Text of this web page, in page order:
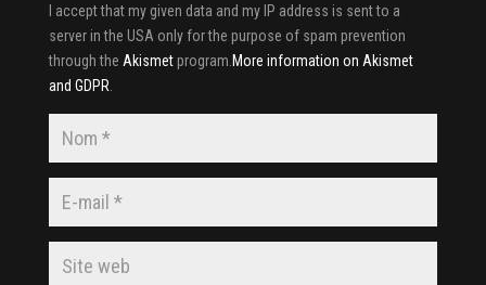
I accept that my given data and my IP address is sent to a
server in the USA only for the purpose of spam prevention
through the Akismetprogram. More information on Akismet
and GDPR